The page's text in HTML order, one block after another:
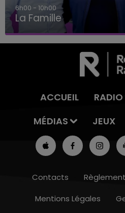
6h00 - 10h00
La Famille
ACCUEIL RADIO
MÉDIAS
JEUX
Contacts
Mentions Légales